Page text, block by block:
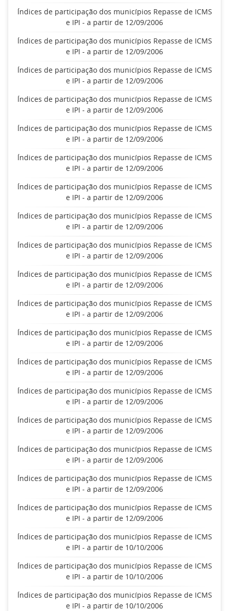
Índices de participação dos municípios Repasse de ICMS
e IPI - a partir de 12/09/2006
Índices de participação dos municípios Repasse de ICMS
e IPI - a partir de 12/09/2006
Índices de participação dos municípios Repasse de ICMS
e IPI - a partir de 12/09/2006
Índices de participação dos municípios Repasse de ICMS
e IPI - a partir de 12/09/2006
Índices de participação dos municípios Repasse de ICMS
e IPI - a partir de 12/09/2006
Índices de participação dos municípios Repasse de ICMS
e IPI - a partir de 12/09/2006
Índices de participação dos municípios Repasse de ICMS
e IPI - a partir de 12/09/2006
Índices de participação dos municípios Repasse de ICMS
e IPI - a partir de 12/09/2006
Índices de participação dos municípios Repasse de ICMS
e IPI - a partir de 12/09/2006
Índices de participação dos municípios Repasse de ICMS
e IPI - a partir de 12/09/2006
Índices de participação dos municípios Repasse de ICMS
e IPI - a partir de 12/09/2006
Índices de participação dos municípios Repasse de ICMS
e IPI - a partir de 12/09/2006
Índices de participação dos municípios Repasse de ICMS
e IPI - a partir de 12/09/2006
Índices de participação dos municípios Repasse de ICMS
e IPI - a partir de 12/09/2006
Índices de participação dos municípios Repasse de ICMS
e IPI - a partir de 12/09/2006
Índices de participação dos municípios Repasse de ICMS
e IPI - a partir de 12/09/2006
Índices de participação dos municípios Repasse de ICMS
e IPI - a partir de 12/09/2006
Índices de participação dos municípios Repasse de ICMS
e IPI - a partir de 12/09/2006
Índices de participação dos municípios Repasse de ICMS
e IPI - a partir de 10/10/2006
Índices de participação dos municípios Repasse de ICMS
e IPI - a partir de 10/10/2006
Índices de participação dos municípios Repasse de ICMS
e IPI - a partir de 10/10/2006